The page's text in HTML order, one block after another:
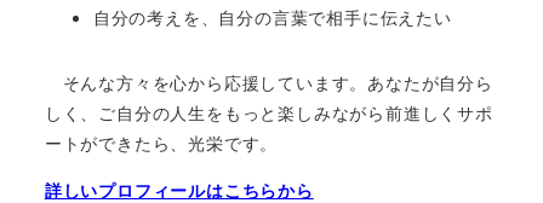
自分の考えを、自分の言葉で相手に伝えたい
そんな方々を心から応援しています。あなたが自分ら
しく、ご自分の人生をもっと楽しみながら前進しくサポ
ートができたら、光栄です。
詳しいプロフィールはこちらから